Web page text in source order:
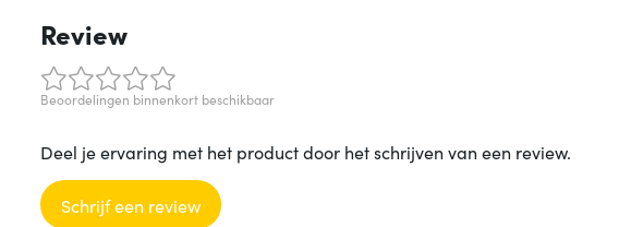
Review
Beoordelingen binnenkort beschikbaar
Deel je ervaring met het product door het schrijven van een review.
Schrijf een review